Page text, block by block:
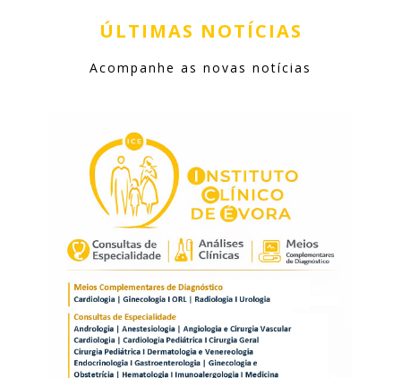
ÚLTIMAS NOTÍCIAS
Acompanhe as novas notícias